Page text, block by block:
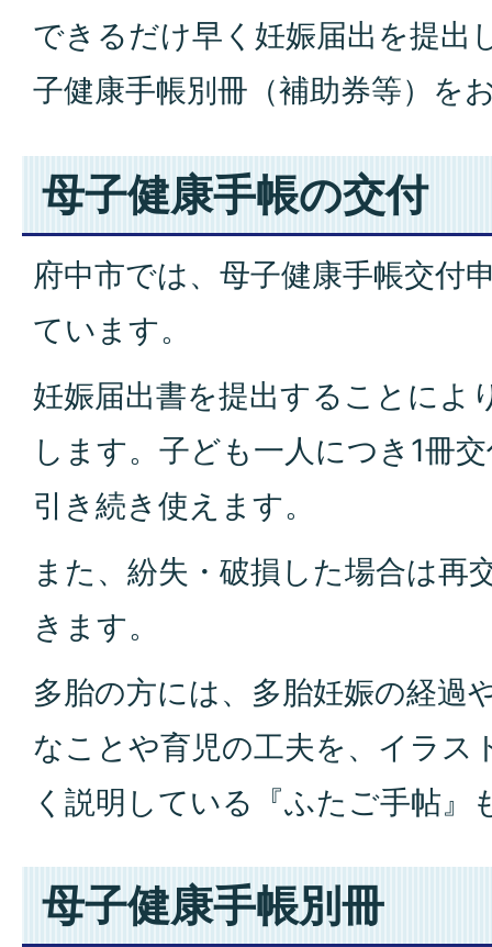
できるだけ早く妊娠届出を提出
子健康手帳別冊（補助券等）を
母子健康手帳の交付
府中市では、母子健康手帳交付
ています。
妊娠届出書を提出することによ
します。子ども一人につき1冊
引き続き使えます。
また、紛失・破損した場合は再
きます。
多胎の方には、多胎妊娠の経過
なことや育児の工夫を、イラス
く説明している『ふたご手帖』
母子健康手帳別冊